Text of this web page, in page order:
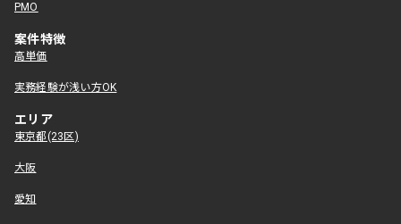
PMO
案件特徴
高単価
実務経験が浅い方OK
エリア
東京都(23区)
大阪
愛知